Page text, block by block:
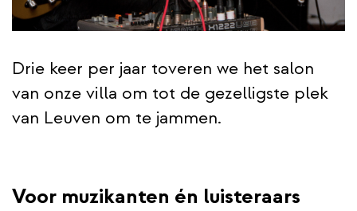
Drie keer per jaar toveren we het salon
van onze villa om tot de gezelligste plek
van Leuven om te jammen.
Voor muzikanten én luisteraars